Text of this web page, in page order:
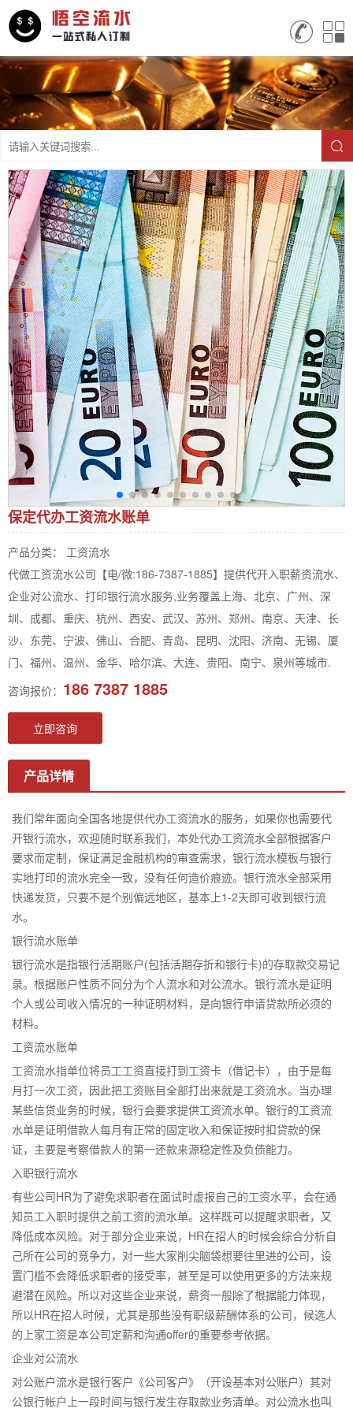
保定代办工资流水账单
产品分类： 工资流水
代做工资流水公司【电/微:186-7387-1885】提供代开入职薪资流水、
企业对公流水、打印银行流水服务,业务覆盖上海、北京、广州、深
圳、成都、重庆、杭州、西安、武汉、苏州、郑州、南京、天津、长
沙、东莞、宁波、佛山、合肥、青岛、昆明、沈阳、济南、无锡、厦
门、福州、温州、金华、哈尔滨、大连、贵阳、南宁、泉州等城市.
咨询报价： 186 7387 1885
立即咨询
产品详情
我们常年面向全国各地提供代办工资流水的服务，如果你也需要代
开银行流水，欢迎随时联系我们，本处代办工资流水全部根据客户
要求而定制，保证满足金融机构的审查需求，银行流水模板与银行
实地打印的流水完全一致，没有任何造价痕迹。银行流水全部采用
快递发货，只要不是个别偏远地区，基本上1-2天即可收到银行流
水。
银行流水账单
银行流水是指银行活期账户(包括活期存折和银行卡)的存取款交易记
录。根据账户性质不同分为个人流水和对公流水。银行流水是证明
个人或公司收入情况的一种证明材料，是向银行申请贷款所必须的
材料。
工资流水账单
工资流水指单位将员工工资直接打到工资卡（借记卡），由于是每
月打一次工资，因此把工资账目全部打出来就是工资流水。当办理
某些信贷业务的时候，银行会要求提供工资流水单。银行的工资流
水单是证明借款人每月有正常的固定收入和保证按时扣贷款的保
证，主要是考察借款人的第一还款来源稳定性及负债能力。
入职银行流水
有些公司HR为了避免求职者在面试时虚报自己的工资水平，会在通
知员工入职时提供之前工资的流水单。这样既可以提醒求职者，又
降低成本风险。对于部分企业来说，HR在招人的时候会综合分析自
己所在公司的竞争力，对一些大家削尖脑袋想要往里进的公司，设
置门槛不会降低求职者的接受率，甚至是可以使用更多的方法来规
避潜在风险。所以对这些企业来说，薪资一般除了根据能力体现，
所以HR在招人时候，尤其是那些没有职级薪酬体系的公司，候选人
的上家工资是本公司定薪和沟通offer的重要参考依据。
企业对公流水
对公账户流水是银行客户《公司客户》（开设基本对公账户）其对
公银行帐户上一段时间与银行发生存取款业务清单。对公流水也叫